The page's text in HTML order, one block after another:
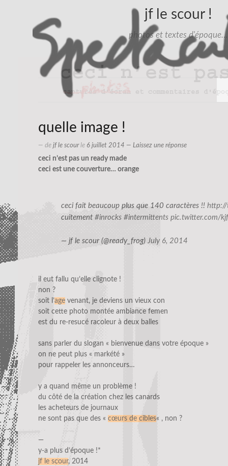
jf le scour !
photos et textes d'époque…
quelle image !
— de jf le scourle 6 juillet 2014 — Laissez une réponse
ceci n’est pas un ready made
ceci est une couverture… orange
ceci fait beaucoup plus que 140 caractères !! http://
cuitement #inrocks #intermittents pic.twitter.com/
— jf le scour (@ready_frog) July 6, 2014
il eut fallu qu’elle clignote !
non ?
soit l’age venant, je deviens un vieux con
soit cette photo montée ambiance femen
est du re-resucé racoleur à deux balles
sans parler du slogan « bienvenue dans votre époque »
on ne peut plus « markété »
pour rappeler les annonceurs…
y a quand même un problème !
du côté de la création chez les canards
les acheteurs de journaux
ne sont pas que des « cœurs de cibles« , non ?
—
y-a plus d’époque !*
jf le scour, 2014